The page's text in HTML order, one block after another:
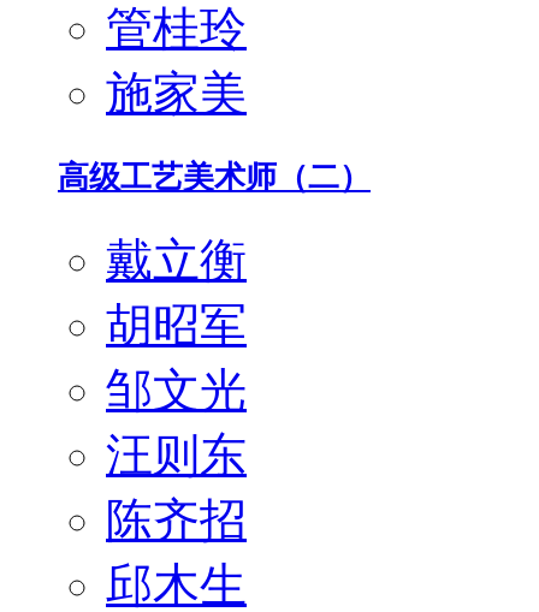
管桂玲
施家美
高级工艺美术师（二）
戴立衡
胡昭军
邹文光
汪则东
陈齐招
邱木生